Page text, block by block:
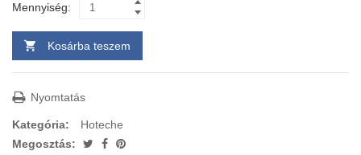
Mennyiség:
Kosárba teszem
Nyomtatás
Kategória:
Hoteche
Megosztás: